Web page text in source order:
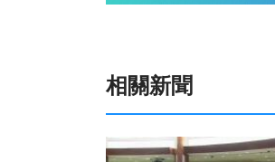
相關新聞